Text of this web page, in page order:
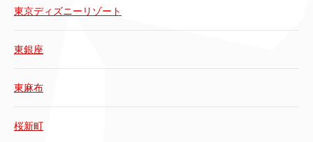
東京ディズニーリゾート
東銀座
東麻布
桜新町